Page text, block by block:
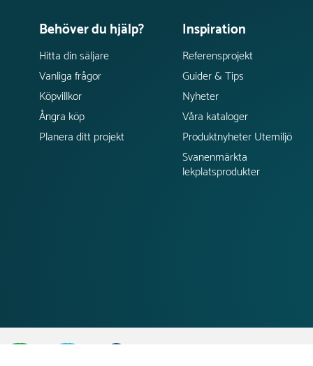
Behöver du hjälp?
Hitta din säljare
Vanliga frågor
Köpvillkor
Ångra köp
Planera ditt projekt
Inspiration
Referensprojekt
Guider & Tips
Nyheter
Våra kataloger
Produktnyheter Utemiljö
Svanenmärkta
lekplatsprodukter